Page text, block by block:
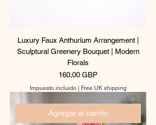
Luxury Faux Anthurium Arrangement |
Sculptural Greenery Bouquet | Modern
Florals
Precio
160,00 GBP
Impuesto incluido| Free UK shipping
Agregar al carrito